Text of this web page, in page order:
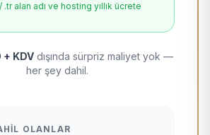
.tr alan adı ve hosting yıllık ücrete
+ KDV dışında sürpriz maliyet yok —
her şey dahil.
OLANLAR